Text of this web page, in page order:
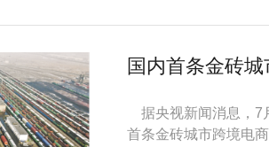
国内首条金砖
据央视新闻消息，7
首条金砖城市跨境电